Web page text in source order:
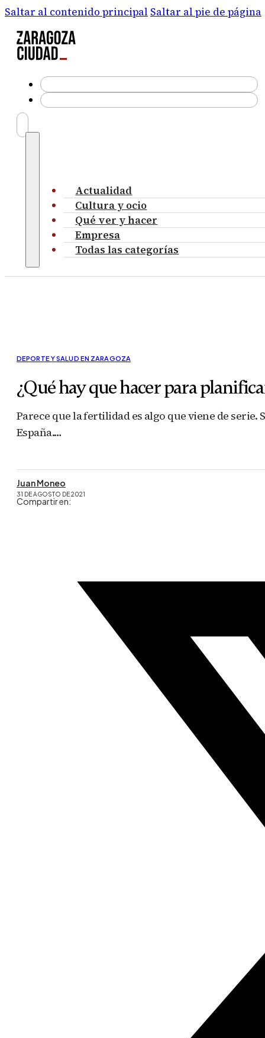
Saltar al contenido principal Saltar al pie de página
Actualidad
Cultura y ocio
Qué ver y hacer
Empresa
Todas las categorías
DEPORTE Y SALUD EN ZARAGOZA
¿Qué hay que hacer para
Parece que la fertilidad es algo que viene de
España.…
Juan Moneo
31 DE AGOSTO DE 2021
Compartir en: